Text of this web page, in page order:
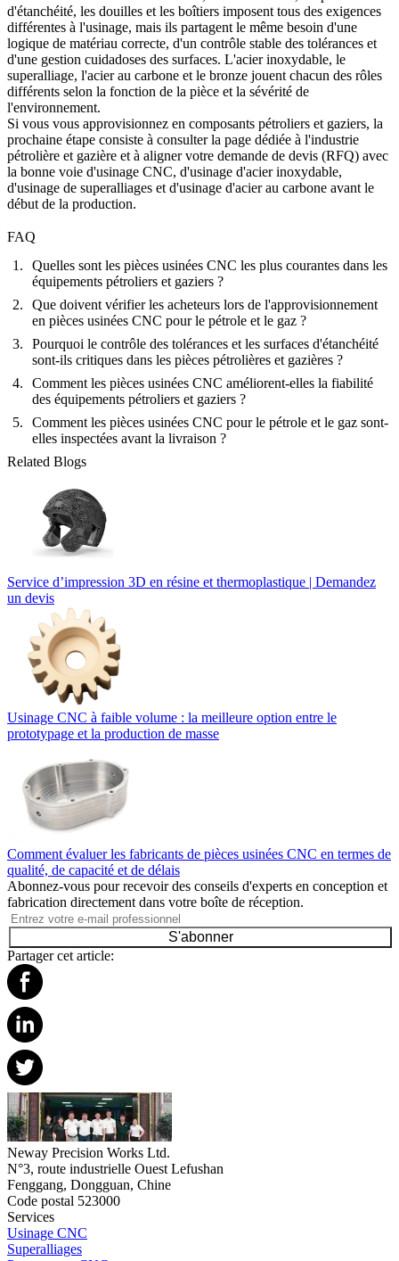
d'étanchéité, les douilles et les boîtiers imposent tous des exigences
différentes à l'usinage, mais ils partagent le même besoin d'une
logique de matériau correcte, d'un contrôle stable des tolérances et
d'une gestion cuidadoses des surfaces. L'acier inoxydable, le
superalliage, l'acier au carbone et le bronze jouent chacun des rôles
différents selon la fonction de la pièce et la sévérité de
l'environnement.
Si vous vous approvisionnez en composants pétroliers et gaziers, la
prochaine étape consiste à consulter la page dédiée à l'industrie
pétrolière et gazière et à aligner votre demande de devis (RFQ) avec
la bonne voie d'usinage CNC, d'usinage d'acier inoxydable,
d'usinage de superalliages et d'usinage d'acier au carbone avant le
début de la production.
FAQ
Quelles sont les pièces usinées CNC les plus courantes dans les
équipements pétroliers et gaziers ?
Que doivent vérifier les acheteurs lors de l'approvisionnement
en pièces usinées CNC pour le pétrole et le gaz ?
Pourquoi le contrôle des tolérances et les surfaces d'étanchéité
sont-ils critiques dans les pièces pétrolières et gazières ?
Comment les pièces usinées CNC améliorent-elles la fiabilité
des équipements pétroliers et gaziers ?
Comment les pièces usinées CNC pour le pétrole et le gaz sont-
elles inspectées avant la livraison ?
Related Blogs
Service d’impression 3D en résine et thermoplastique | Demandez
un devis
Usinage CNC à faible volume : la meilleure option entre le
prototypage et la production de masse
Comment évaluer les fabricants de pièces usinées CNC en termes de
qualité, de capacité et de délais
Abonnez-vous pour recevoir des conseils d'experts en conception et
fabrication directement dans votre boîte de réception.
S'abonner
Partager cet article:
Neway Precision Works Ltd.
N°3, route industrielle Ouest Lefushan
Fenggang, Dongguan, Chine
Code postal 523000
Services
Usinage CNC
Superalliages